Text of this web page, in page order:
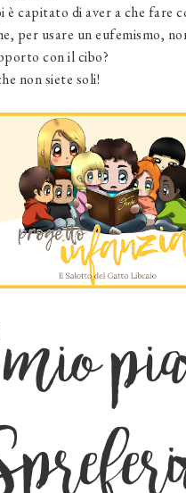
è capitato di aver a che fare
per usare un eufemismo,
con il cibo?
non siete soli!